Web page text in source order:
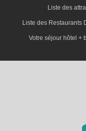
Liste des
Liste des Restaurants
Votre séjour hôtel +